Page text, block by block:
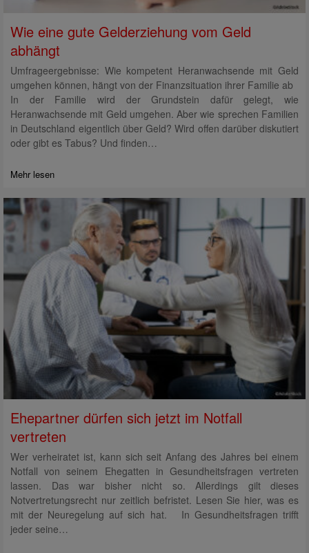
Wie eine gute Gelderziehung vom Geld
abhängt
Umfrageergebnisse: Wie kompetent Heranwachsende mit Geld
umgehen können, hängt von der Finanzsituation ihrer Familie ab
In der Familie wird der Grundstein dafür gelegt, wie
Heranwachsende mit Geld umgehen. Aber wie sprechen Familien
in Deutschland eigentlich über Geld? Wird offen darüber diskutiert
oder gibt es Tabus? Und finden…
Mehr lesen
Ehepartner dürfen sich jetzt im Notfall
vertreten
Wer verheiratet ist, kann sich seit Anfang des Jahres bei einem
Notfall von seinem Ehegatten in Gesundheitsfragen vertreten
lassen. Das war bisher nicht so. Allerdings gilt dieses
Notvertretungsrecht nur zeitlich befristet. Lesen Sie hier, was es
mit der Neuregelung auf sich hat. In Gesundheitsfragen trifft
jeder seine…